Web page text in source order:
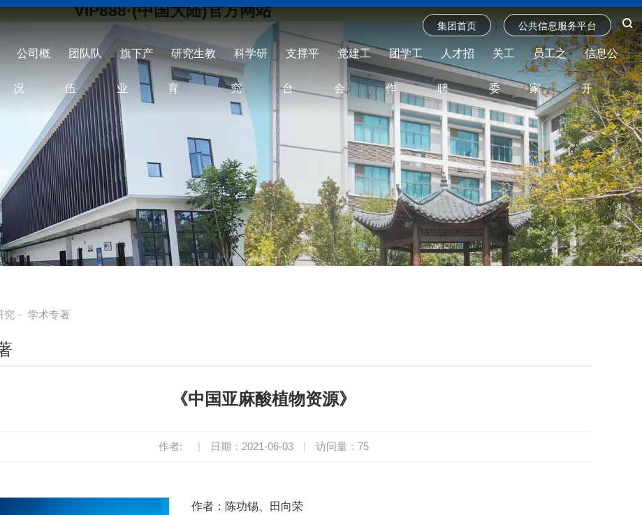
VIP888·(中国大陆)官方网站
集团首页 | 公共信息服务平台
公司概
况
团队队
伍
旗下产
业
研究生教
育
科学研
究
支撑平
台
党建工
会
团学工
作
人才招
聘
关工
委
员工之
家
信息公
开
究 - 学术专著
《中国亚麻酸植物资源》
作者: | 日期：2021-06-03 | 访问量： 75
作者：陈功锡、田向荣